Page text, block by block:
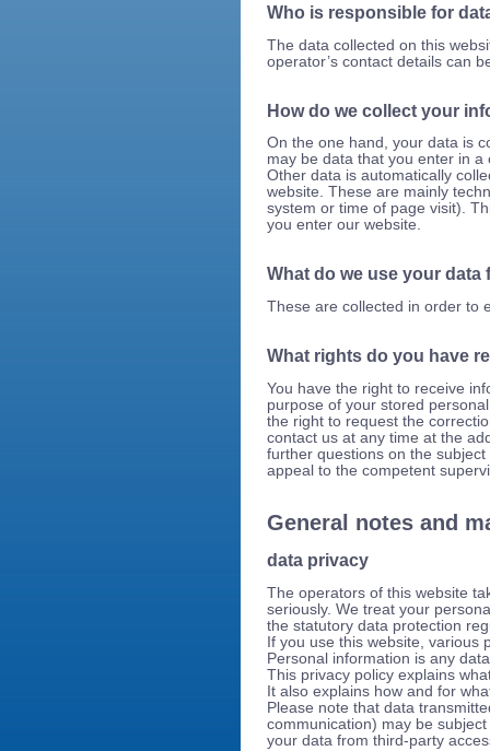
Who is responsible for
The data collected on this
operator’s contact details can
How do we collect your
On the one hand, your data is
may be data that you enter in
Other data is automatically
website. These are mainly
system or time of page visit).
you enter our website.
What do we use your data
These are collected in order to
What rights do you have
You have the right to receive
purpose of your stored
the right to request the
contact us at any time at the
further questions on the
appeal to the competent
General notes and
data privacy
The operators of this website
seriously. We treat your
the statutory data protection
If you use this website, various
Personal information is any
This privacy policy explains
It also explains how and for
Please note that data
communication) may be
your data from third-party